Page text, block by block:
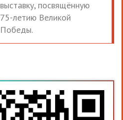
выставку, посвящённую
75-летию Великой
Победы.